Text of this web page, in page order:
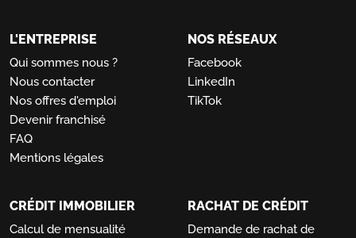
L'ENTREPRISE
Qui sommes nous ?
Nous contacter
Nos offres d'emploi
Devenir franchisé
FAQ
Mentions légales
NOS RÉSEAUX
Facebook
LinkedIn
TikTok
CRÉDIT IMMOBILIER
Calcul de mensualité
RACHAT DE CRÉDIT
Demande de rachat de